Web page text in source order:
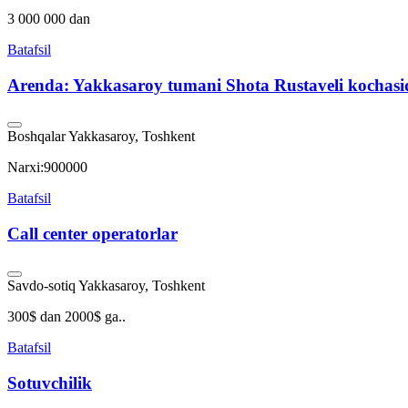
3 000 000 dan
Batafsil
Arenda: Yakkasaroy tumani Shota Rustaveli
BoshqalarYakkasaroy, Toshkent
Narxi:900000
Batafsil
Call center operatorlar
Savdo-sotiq Yakkasaroy, Toshkent
300$ dan 2000$ ga..
Batafsil
Sotuvchilik